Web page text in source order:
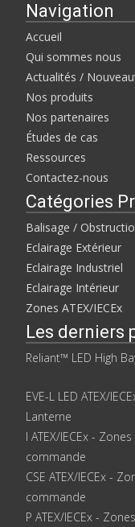
Navigation
Accueil
Qui sommes nous
Actualités /
Nos produits
Nos partenaires
Études de cas
Ressources
Contactez-nous
Catégories
Balisage /
Eclairage Extérieur
Eclairage Industriel
Eclairage Intérieur
Zones ATEX/IECEx
Les derniers
Reliant™ LED High
EVE-L LED ATEX/
Lanterne
I ATEX/IECEx -
commande
CSE ATEX/IECEx -
commande
P ATEX/IECEx -